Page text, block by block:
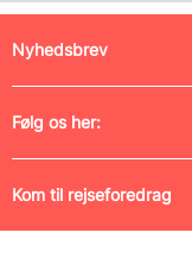
Nyhedsbrev
Følg os her:
Kom til rejseforedrag